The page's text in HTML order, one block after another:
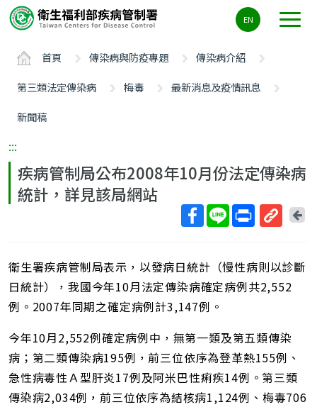
要
ALT+C
EN
首頁 傳染病與防疫專題
傳染病介紹
第三類法定傳染病
梅毒
最新消息及疫情訊息
新聞稿
:::
疾病管制局公布2008年10月份法定傳染病
統計，詳見該局網站
短
網
回
頁
衛生署疾病管制局表示，以發病日統計（慢性病則以診斷
日統計），我國今年10月法定傳染病確定病例共2,552
例。2007年同期之確定病例計3,147例。
今年10月2,552例確定病例中，無第一類及第五類傳染
病；第二類傳染病195例，前三位依序為登革熱155例、
急性病毒性Ａ型肝炎17例及阿米巴性痢疾14例。第三類
傳染病2,034例，前三位依序為結核病1,124例、梅毒706